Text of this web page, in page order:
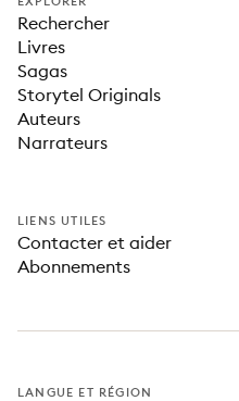
Rechercher
Livres
Sagas
Storytel Originals
Auteurs
Narrateurs
LIENS UTILES
Contacter et aider
Abonnements
LANGUE ET RÉGION